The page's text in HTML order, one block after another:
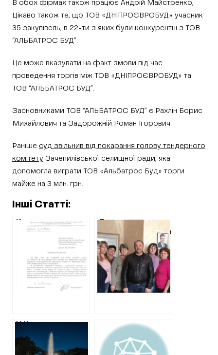
В обох фірмах також працює Андрій Майстренко,
Цікаво також те, що ТОВ «ДНІПРОЄВРОБУД» учасник
35 закупівель, в 22-ти з яких були конкурентні з ТОВ
“АЛЬБАТРОС БУД”.
Це може вказувати на факт змови під час
проведення торгів між ТОВ «ДНІПРОЄВРОБУД» та
ТОВ “АЛЬБАТРОС БУД”.
Засновниками ТОВ “АЛЬБАТРОС БУД” є Рахлін Борис
Михайлович та Задорожній Роман Ігорович.
Раніше суд звільнив від покарання голову тендерного
комітету Зачепилівської селищної ради, яка
допомогла виграти ТОВ «Альбатрос Буд» торги
майже на 3 млн. грн.
Інші Статті:
Конкурс на
перевезення по
маршрутам»
області: у
Світличної не
укладали угоду з
«Укравтотранс
Директор
держпідприємства
Юрков віддав
підряд рідному
фермерському
господарству
через яке вже
опинився на лаві
У Кернеса
витратять понад
2 мільйони євро